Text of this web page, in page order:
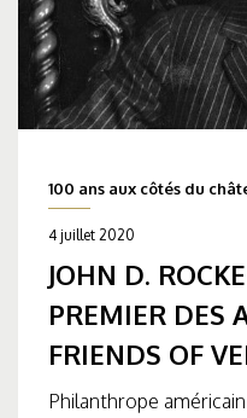
100 ans aux côtés du
4 juillet 2020
JOHN D.
PREMIER DES
FRIENDS OF
Philanthrope américain